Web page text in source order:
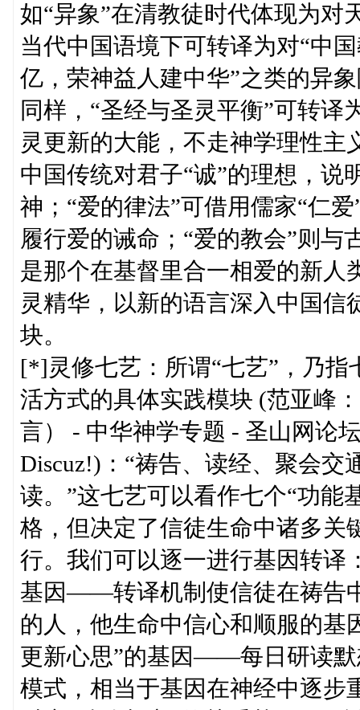
如“异象”在清教徒时代体现为对
当代中国语境下可转译为对“中
亿，荣神益人建中华”之类的异
同样，“圣经与圣灵平衡”可转
灵更新的大能，不走神学理性主
中国传统对君子“诚”的理想，说
神；“爱的律法”可借用儒家“仁
履行爱的诫命；“爱的教会”则
是那个在基督里合一相爱的新人
灵精华，以新的语言深入中国信
块。
[*]灵修七艺：所谓“七艺”，乃
活方式的具体实践模块 (范亚峰
言） - 中华神学专题 - 圣山网论
Discuz!)：“祷告、读经、聚会交
读。”这七艺可以看作七个“功能
格，但决定了信徒生命中诸多关
行。我们可以逐一进行基因转译
基因——转译机制使信徒在祷告
的人，他生命中信心和顺服的基
更新心思”的基因——每日研读默
模式，相当于基因在神经中逐步